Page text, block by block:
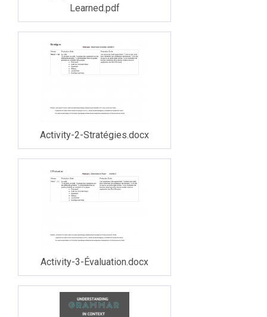
Learned.pdf
Activity-2-Stratégies.docx
Activity-3-Évaluation.docx